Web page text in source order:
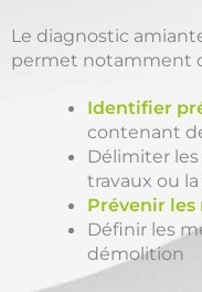
Le diagnostic
permet notamment
Identifier
contenant
Délimiter
travaux ou
Prévenir les
Définir les
démolition